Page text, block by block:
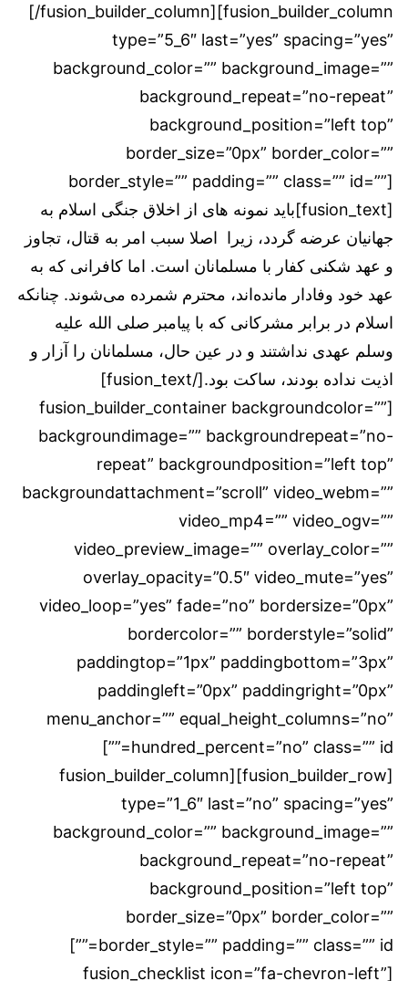
[/fusion_builder_column][fusion_builder_column
type=”5_6″ last=”yes” spacing=”yes”
background_color=”” background_image=””
background_repeat=”no-repeat”
background_position=”left top”
border_size=”0px” border_color=””
border_style=”” padding=”” class=”” id=””]
[fusion_text]باید نمونه های از اخلاق جنگی اسلام به
جهانیان عرضه گردد، زیرا اصلا سبب امر به قتال، تجاوز
و عهد شکنی کفار با مسلمانان است. اما کافرانی که به
عهد خود وفادار مانده‌اند، محترم شمرده می‌شوند. چنانکه
اسلام در برابر مشرکانی که با پیامبر صلی الله علیه
وسلم عهدی نداشتند و در عین حال، مسلمانان را آزار و
اذیت نداده بودند، ساکت بود.[/fusion_text]
[fusion_builder_container backgroundcolor=””
backgroundimage=”” backgroundrepeat=”no-
repeat” backgroundposition=”left top”
backgroundattachment=”scroll” video_webm=””
video_mp4=”” video_ogv=””
video_preview_image=”” overlay_color=””
overlay_opacity=”0.5″ video_mute=”yes”
video_loop=”yes” fade=”no” bordersize=”0px”
bordercolor=”” borderstyle=”solid”
paddingtop=”1px” paddingbottom=”3px”
paddingleft=”0px” paddingright=”0px”
menu_anchor=”” equal_height_columns=”no”
hundred_percent=”no” class=”” id=””]
[fusion_builder_row][fusion_builder_column
type=”1_6″ last=”no” spacing=”yes”
background_color=”” background_image=””
background_repeat=”no-repeat”
background_position=”left top”
border_size=”0px” border_color=””
border_style=”” padding=”” class=”” id=””]
[fusion_checklist icon=”fa-chevron-left”